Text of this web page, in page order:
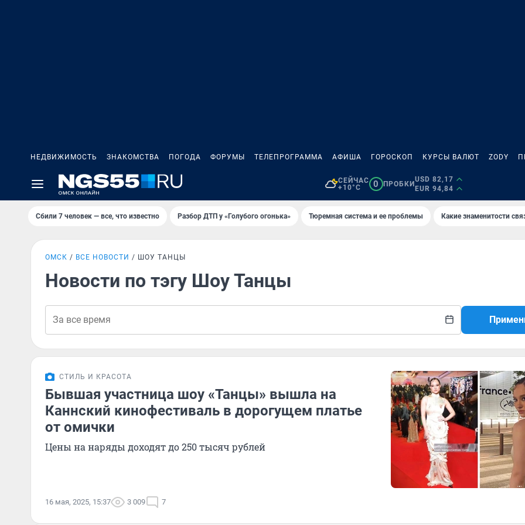
НЕДВИЖИМОСТЬ ЗНАКОМСТВА ПОГОДА ФОРУМЫ ТЕЛЕПРОГРАММА АФИША ГОРОСКОП КУРСЫ ВАЛЮТ ZODY
СЕЙЧАС
+10°C
0 ПРОБКИ
USD 82,17
EUR 94,84
Сбили 7 человек — все, что известно Разбор ДТП у «Голубого огонька» Тюремная система и ее проблемы Какие знаменитости
ОМСК ВСЕ НОВОСТИ ШОУ ТАНЦЫ
Новости по тэгу Шоу Танцы
СТИЛЬ И КРАСОТА
Бывшая участница шоу «Танцы» вышла на
Каннский кинофестиваль в дорогущем платье
от омички
Цены на наряды доходят до 250 тысяч рублей
16 мая, 2025, 15:37 3 009 7